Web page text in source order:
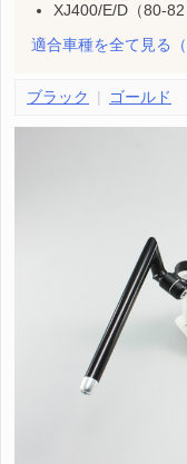
XJ400/E/D（80-82
適合車種を全て見る
ブラック ゴールド